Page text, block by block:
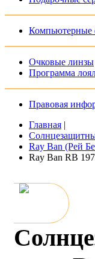
Компьютерные
Очковые линзы
Программа
Правовая
Главная |
Ray Ban (Рей
Ray Ban RB